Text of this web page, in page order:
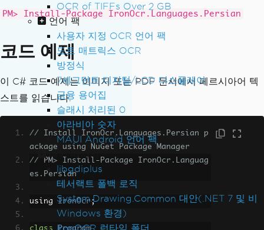
OCR of TIFFs Over 2 GB
언어 팩
사용자 지정 OCR 언어 팩
도트 매트릭스 OCR
방정식
7세그먼트 디지털/LCD 디스플레이
금융 용어집
슬래시 처리된 0
아라비아 숫자
MAUI Android 언어 팩
예외 메시지
libgdiplus
테서랙트 폴백 로직
System.Drawing.Common 대안(.NET 7 및 비
Windows 환경)
IronOCR 런타임 폴더
PM> Install-Package IronOcr.Languages.Persian
코드 예제
이 C# 코드 예제는 이미지 또는 PDF 문서에서 페르시아어 텍
스트를 읽습니다.
// Install IronOcr.Languages.Persian p
ackage using NuGet Package Manager
// PM> Install-Package IronOcr.Languag
es.Persian
using IronOcr;